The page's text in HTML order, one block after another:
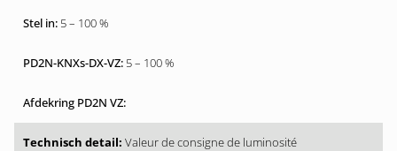
5 – 100 %
5 – 100 %
Valeur de consigne de luminosité